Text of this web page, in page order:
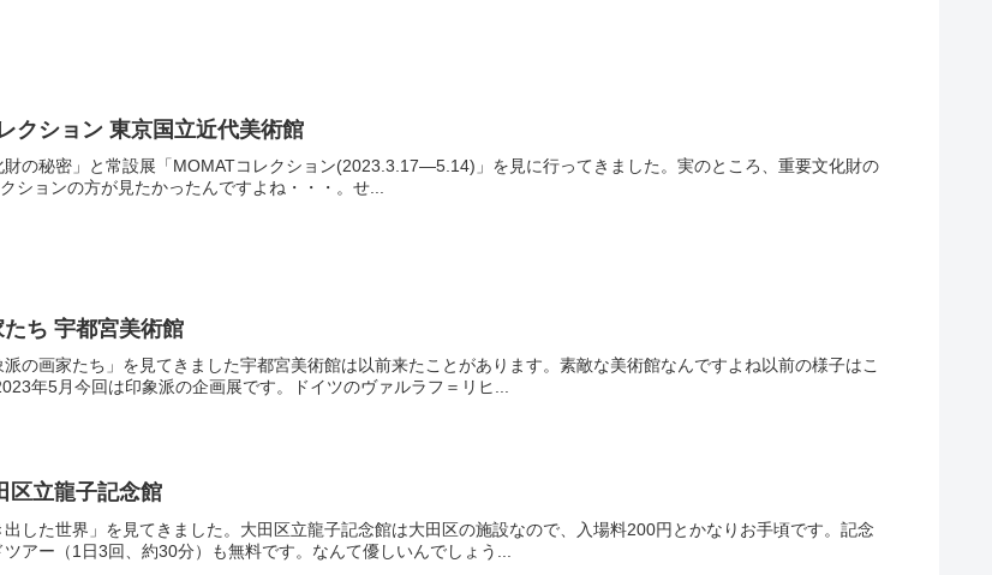
クション 東京国立近代美術館
の秘密」と常設展「MOMATコレクション(2023.3.17—5.14)」を見に行ってきました。実のところ、重要文化財の
ションの方が見たかったんですよね・・・。せ...
ち 宇都宮美術館
の画家たち」を見てきました宇都宮美術館は以前来たことがあります。素敵な美術館なんですよね以前の様子はこ
年5月今回は印象派の企画展です。ドイツのヴァルラフ＝リヒ...
区立龍子記念館
した世界」を見てきました。大田区立龍子記念館は大田区の施設なので、入場料200円とかなりお手頃です。記念
アー（1日3回、約30分）も無料です。なんて優しいんでしょう...